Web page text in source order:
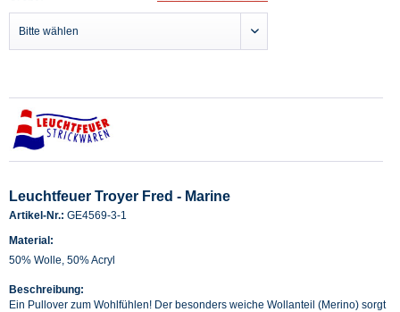
Leuchtfeuer Troyer Fred - Marine
Artikel-Nr.: GE4569-3-1
Material:
50% Wolle, 50% Acryl
Beschreibung:
Ein Pullover zum Wohlfühlen! Der besonders weiche Wollanteil (Merino) sorgt